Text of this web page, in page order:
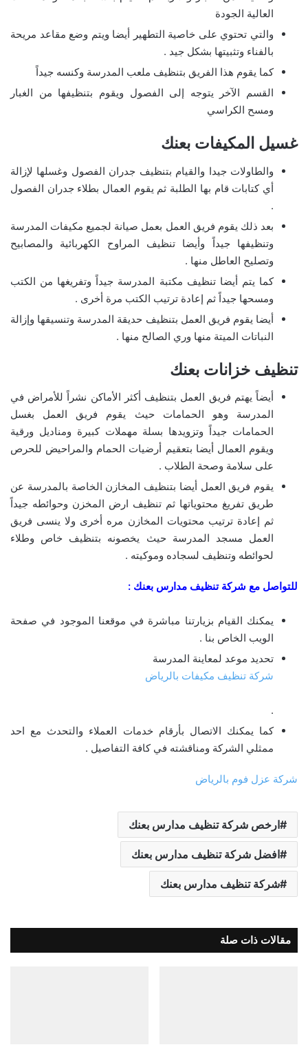
العالية الجودة
والتي تحتوي على خاصية التطهير أيضا ويتم وضع مقاعد مريحة
بالفناء وتثبيتها بشكل جيد .
كما يقوم هذا الفريق بتنظيف ملعب المدرسة وكنسه جيداً
القسم الآخر يتوجه إلى الفصول ويقوم بتنظيفها من الغبار
ومسح الكراسي
غسيل المكيفات بعنك
والطاولات جيدا والقيام بتنظيف جدران الفصول وغسلها لإزالة
أي كتابات قام بها الطلبة ثم يقوم العمال بطلاء جدران الفصول
.
بعد ذلك يقوم فريق العمل بعمل صيانة لجميع مكيفات المدرسة
وتنظيفها جيداً وأيضا تنظيف المراوح الكهربائية والمصابيح
وتصليح العاطل منها .
كما يتم أيضا تنظيف مكتبة المدرسة جيداً وتفريغها من الكتب
ومسحها جيداً ثم إعادة ترتيب الكتب مرة أخرى .
أيضا يقوم فريق العمل بتنظيف حديقة المدرسة وتنسيقها وإزالة
النباتات الميتة منها وري الصالح منها .
تنظيف خزانات بعنك
أيضاً يهتم فريق العمل بتنظيف أكثر الأماكن نشراً للأمراض في
المدرسة وهو الحمامات حيث يقوم فريق العمل بغسل
الحمامات جيداً وتزويدها بسلة مهملات كبيرة ومناديل ورقية
ويقوم العمال أيضا بتعقيم أرضيات الحمام والمراحيض للحرص
على سلامة وصحة الطلاب .
يقوم فريق العمل أيضا بتنظيف المخازن الخاصة بالمدرسة عن
طريق تفريغ محتوياتها ثم تنظيف ارض المخزن وحوائطه جيداً
ثم إعادة ترتيب محتويات المخازن مره أخرى ولا ينسى فريق
العمل مسجد المدرسة حيث يخصونه بتنظيف خاص وطلاء
لحوائطه وتنظيف لسجاده وموكيته .
للتواصل مع شركة تنظيف مدارس بعنك :
يمكنك القيام بزيارتنا مباشرة في موقعنا الموجود في صفحة
الويب الخاص بنا .
تحديد موعد لمعاينة المدرسة
شركة تنظيف مكيفات بالرياض
.
كما يمكنك الاتصال بأرقام خدمات العملاء والتحدث مع احد
ممثلي الشركة ومناقشته في كافة التفاصيل .
شركة عزل فوم بالرياض
ارخص شركة تنظيف مدارس بعنك
افضل شركة تنظيف مدارس بعنك
شركة تنظيف مدارس بعنك
مقالات ذات صلة